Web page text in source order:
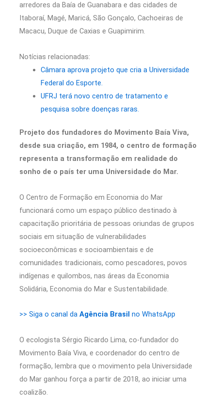
arredores da Baía de Guanabara e das cidades de
Itaboraí, Magé, Maricá, São Gonçalo, Cachoeiras de
Macacu, Duque de Caxias e Guapimirim.
Notícias relacionadas:
Câmara aprova projeto que cria a Universidade
Federal do Esporte.
UFRJ terá novo centro de tratamento e
pesquisa sobre doenças raras.
Projeto dos fundadores do Movimento Baía Viva,
desde sua criação, em 1984, o centro de formação
representa a transformação em realidade do
sonho de o país ter uma Universidade do Mar.
O Centro de Formação em Economia do Mar
funcionará como um espaço público destinado à
capacitação prioritária de pessoas oriundas de grupos
sociais em situação de vulnerabilidades
socioeconômicas e socioambientais e de
comunidades tradicionais, como pescadores, povos
indígenas e quilombos, nas áreas da Economia
Solidária, Economia do Mar e Sustentabilidade.
>> Siga o canal da Agência Brasil no WhatsApp
O ecologista Sérgio Ricardo Lima, co-fundador do
Movimento Baía Viva, e coordenador do centro de
formação, lembra que o movimento pela Universidade
do Mar ganhou força a partir de 2018, ao iniciar uma
coalizão.